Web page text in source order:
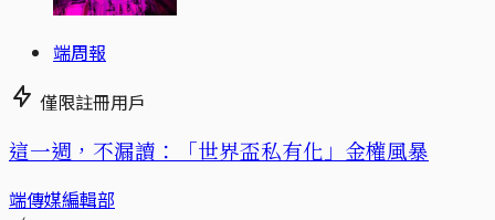
端周報
僅限註冊用戶
這一週，不漏讀：「世界盃私有化」金權風暴
端傳媒編輯部